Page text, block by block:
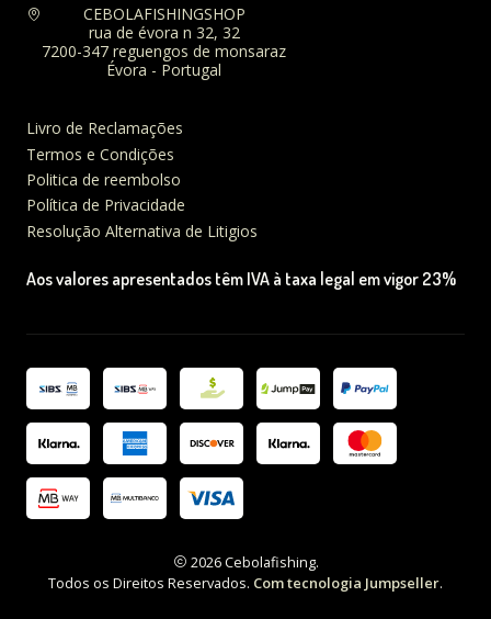
CEBOLAFISHINGSHOP
rua de évora n 32, 32
7200-347 reguengos de monsaraz
Évora - Portugal
Livro de Reclamações
Termos e Condições
Politica de reembolso
Política de Privacidade
Resolução Alternativa de Litigios
Aos valores apresentados têm IVA à taxa legal em vigor 23%
2026 Cebolafishing.
Todos os Direitos Reservados. Com tecnologia Jumpseller.